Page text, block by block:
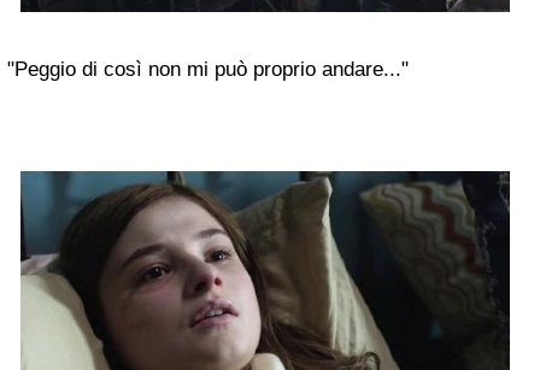
"Peggio di così non mi può proprio andare..."